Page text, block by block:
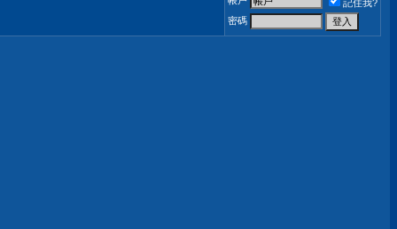
記住我?
密碼